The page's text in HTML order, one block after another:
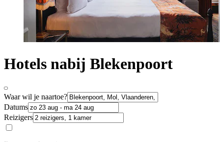
Hotels nabij Blekenpoort
Waar wil je naartoe?
Datums
Reizigers